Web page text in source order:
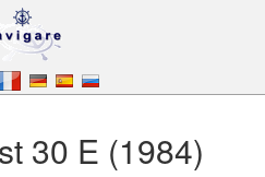
30 E (1984)